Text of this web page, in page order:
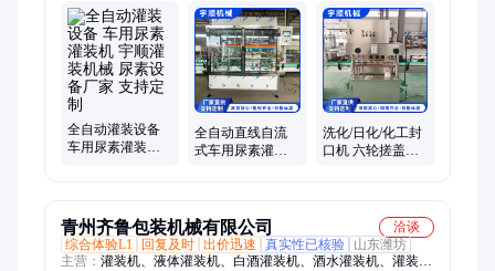
液体灌装机、自动灌装机、白酒灌装机、葡萄酒灌装机、食用油
灌装机、口服液灌装机、红酒灌装机、果酒灌装机、调味品灌装
机、酱油醋灌装机、酱料灌装机、香油灌装机、芝麻酱灌装机、
追踪式灌装机、齿轮泵灌装机
全自动灌装设备
车用尿素灌装机
全自动直线自流
式车用尿素灌装
洗化/日化/化工封
口机 六轮搓盖机
青州齐鲁包装机械有限公司
洽谈
综合体验L1
回复及时 出价迅速 真实性已核验
山东潍坊
主营： 灌装机、液体灌装机、白酒灌装机、酒水灌装机、灌装生